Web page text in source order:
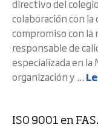
directivo del
colaboración con
compromiso con
responsable de
especializada en la
organización y ...
ISO 9001 en